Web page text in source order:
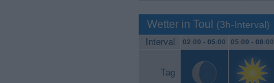
Wetter in Toul (3h-Interval)
Interval 02:00 - 05:00 05:00 - 08:00
Tag